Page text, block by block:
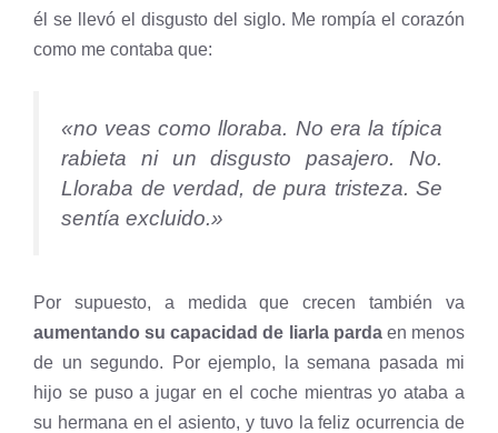
él se llevó el disgusto del siglo. Me rompía el corazón
como me contaba que:
«no veas como lloraba. No era la típica
rabieta ni un disgusto pasajero. No.
Lloraba de verdad, de pura tristeza. Se
sentía excluido.»
Por supuesto, a medida que crecen también va
aumentando su capacidad de liarla pardaen menos
de un segundo. Por ejemplo, la semana pasada mi
hijo se puso a jugar en el coche mientras yo ataba a
su hermana en el asiento, y tuvo la feliz ocurrencia de